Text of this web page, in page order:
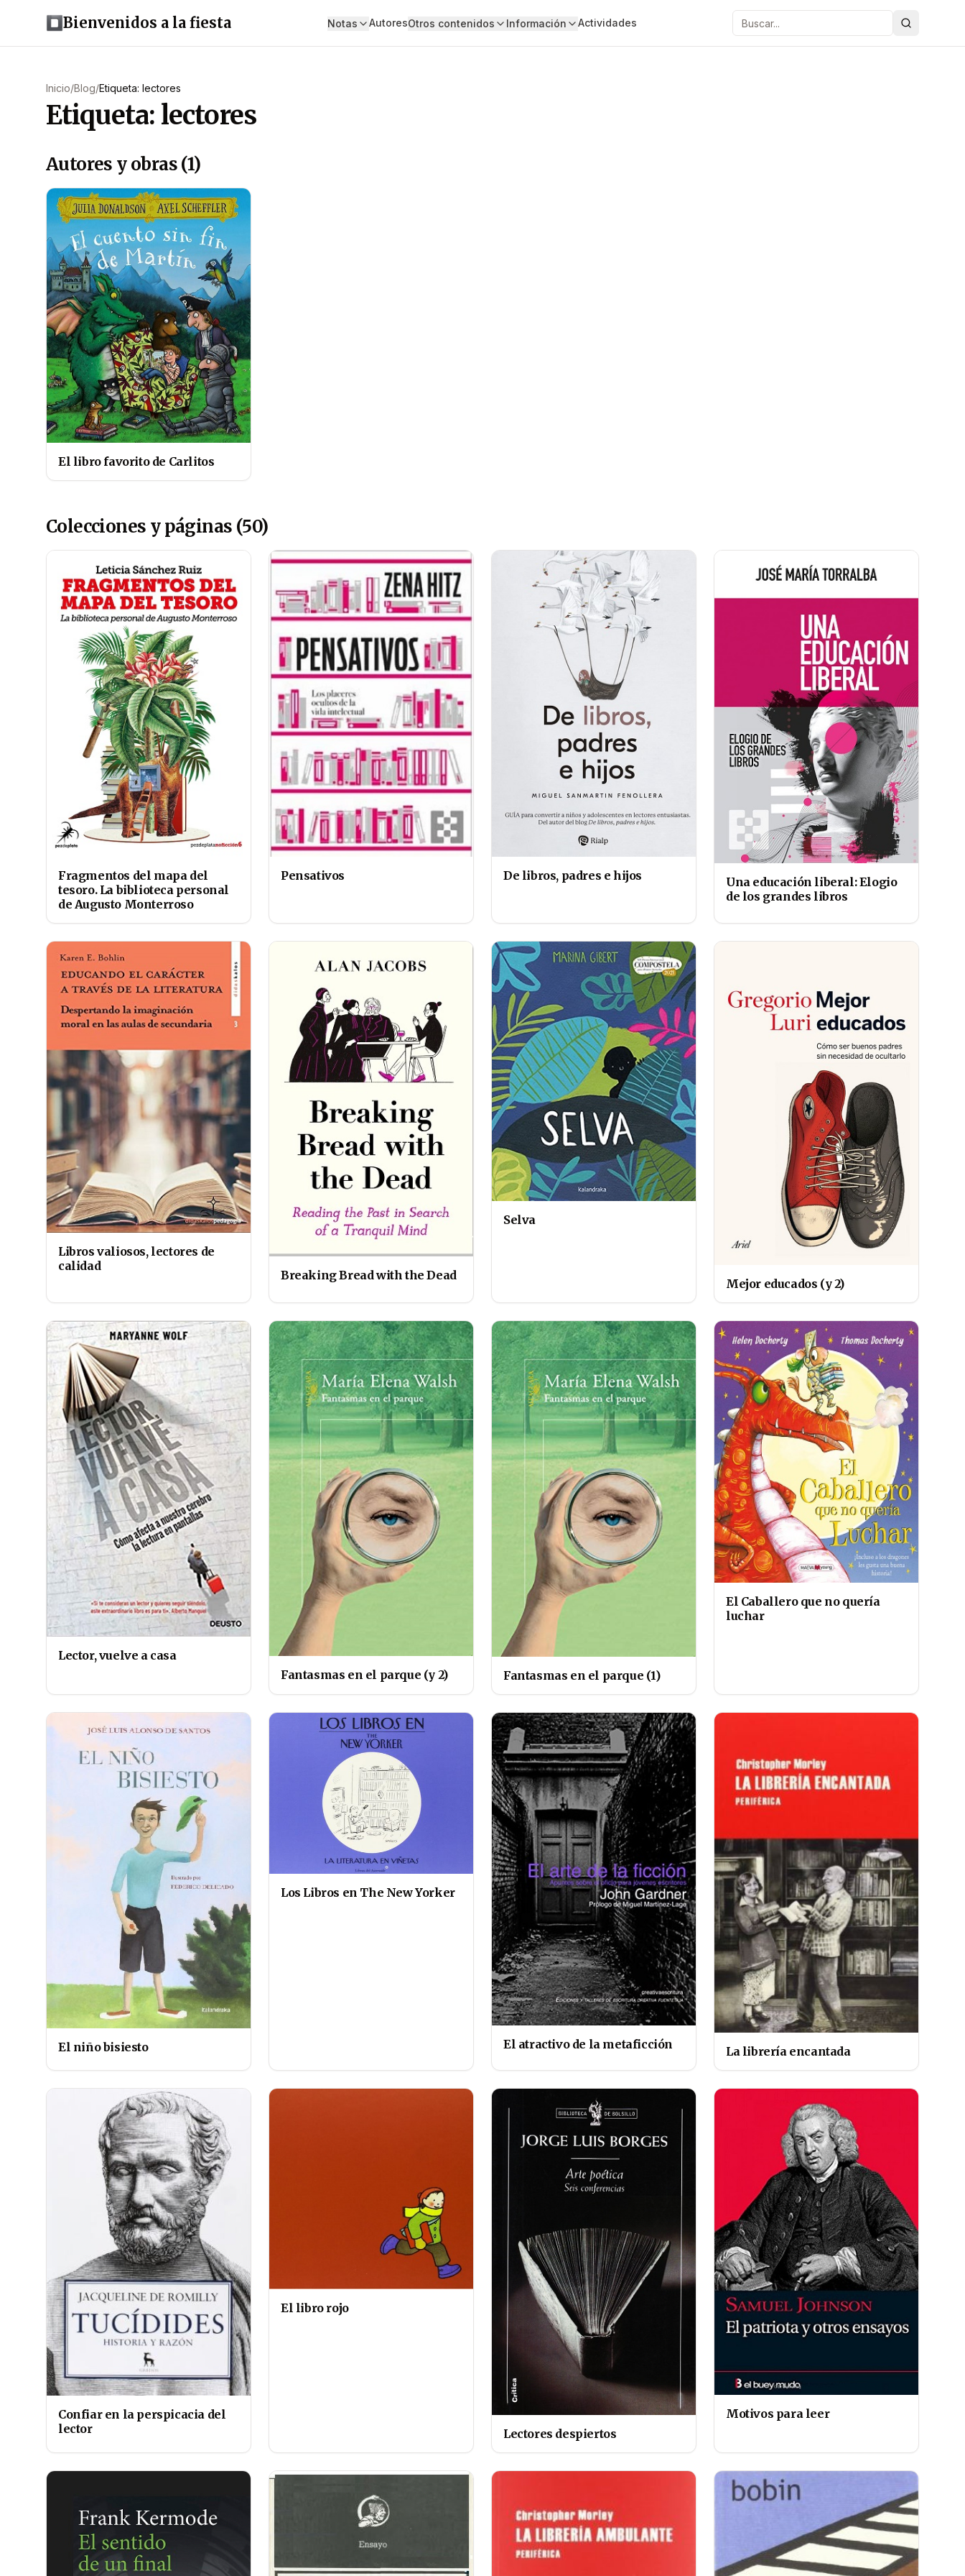
Bienvenidos a la fiesta Notas AutoresOtros contenidos Información Actividades Buscar
Inicio/Blog/Etiqueta: lectores
Etiqueta: lectores
Autores y obras (1)
El libro favorito de Carlitos
Colecciones y páginas (50)
Fragmentos del mapa del
tesoro. La biblioteca personal
de Augusto Monterroso
Pensativos De libros, padres e hijos
Una educación liberal: Elogio
de los grandes libros
Libros valiosos, lectores de
calidad
Breaking Bread with the Dead
Selva
Mejor educados (y 2)
Lector, vuelve a casa
Fantasmas en el parque (y 2)
Fantasmas en el parque (1)
El Caballero que no quería
luchar
El niño bisiesto
Los Libros en The New Yorker
El atractivo de la metaficción
La librería encantada
Confiar en la perspicacia del
lector
El libro rojo
Lectores despiertos
Motivos para leer